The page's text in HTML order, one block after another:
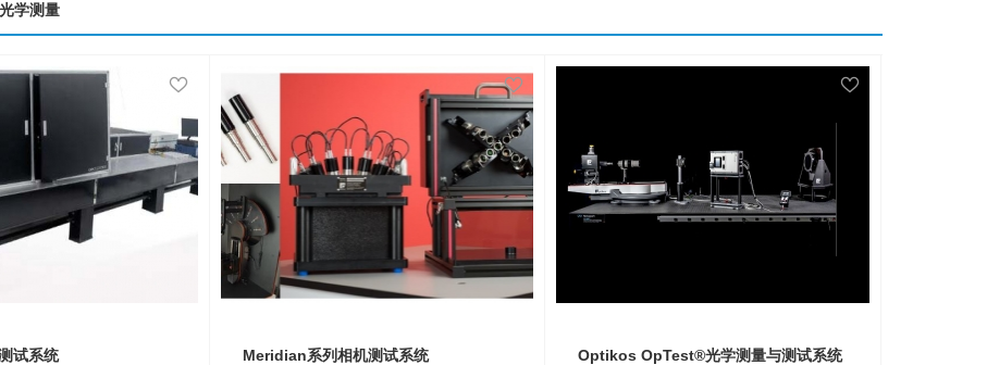
光学测量
试系统 Meridian系列相机测试系统 Optikos OpTest®光学测量与测试系统